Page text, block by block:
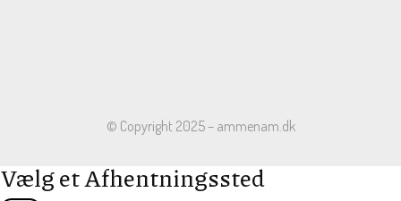
© Copyright 2025 – ammenam.dk
Vælg et Afhentningssted